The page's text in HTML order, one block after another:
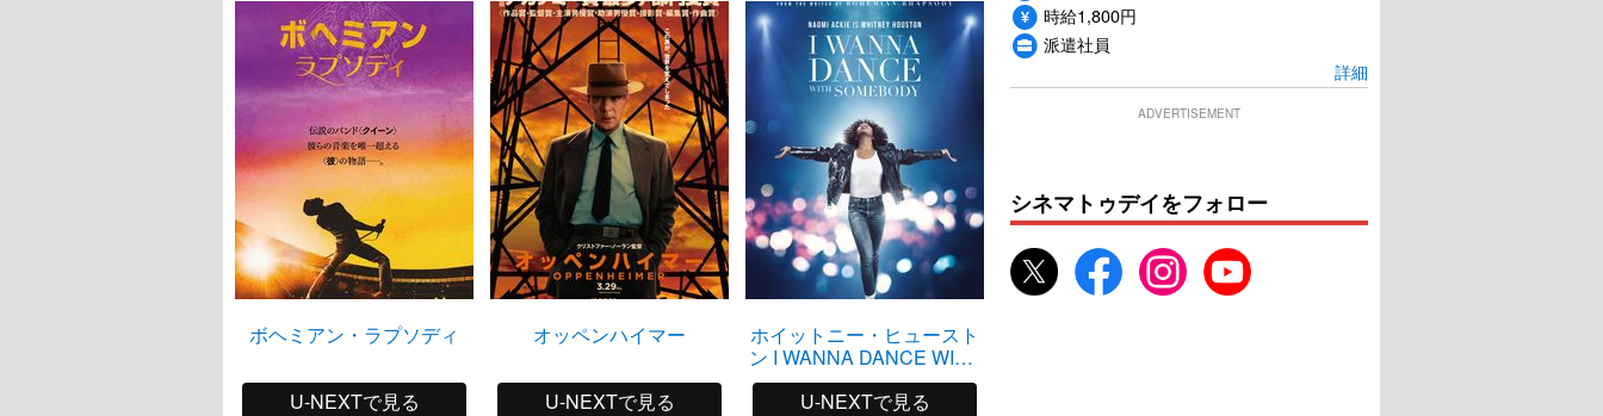
ボヘミアン・ラプソディ
U-NEXTで見る
オッペンハイマー
U-NEXTで見る
ホイットニー・ヒュースト
ン I WANNA DANCE WITH
SOMEBODY
U-NEXTで見る
時給1,800円
派遣社員
詳細
ADVERTISEMENT
シネマトゥデイをフォロー